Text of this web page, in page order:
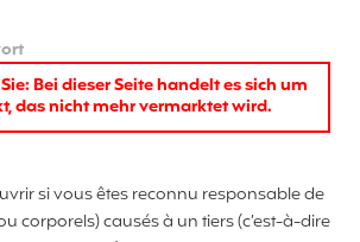
Bei dieser Seite handelt es sich um
das nicht mehr vermarktet wird.
si vous êtes reconnu responsable de
corporels) causés à un tiers (c’est-à-dire